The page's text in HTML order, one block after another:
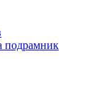
подрамник